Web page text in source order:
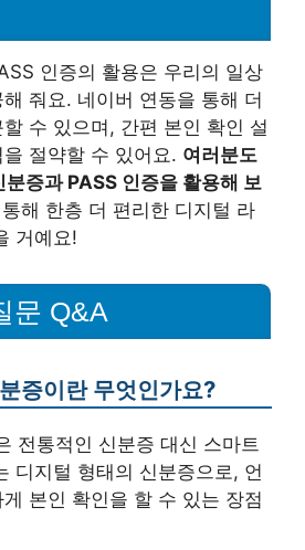
인증의 활용은 우리의 일상
줘요. 네이버 연동을 통해 더
수 있으며, 간편 본인 확인 설
절약할 수 있어요. 여러분도
증과 PASS 인증을 활용해 보
해 한층 더 편리한 디지털 라
거예요!
문 Q&A
증이란 무엇인가요?
전통적인 신분증 대신 스마트
디지털 형태의 신분증으로, 언
본인 확인을 할 수 있는 장점